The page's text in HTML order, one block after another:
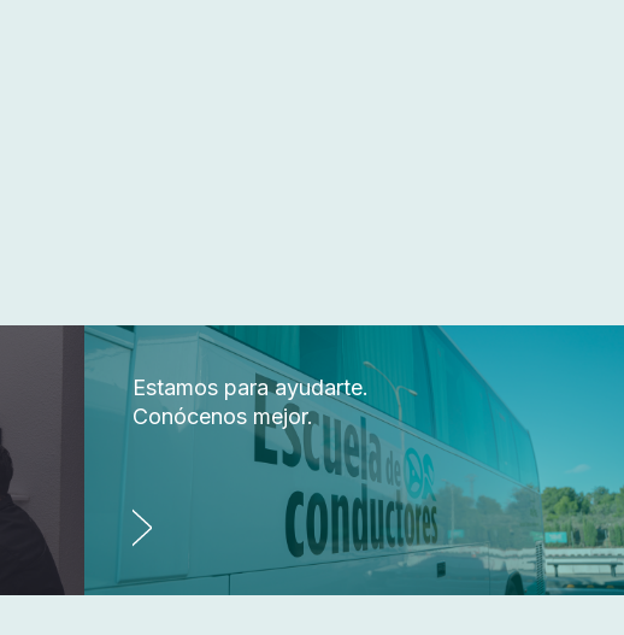
Estamos para ayudarte.
Conócenos mejor.